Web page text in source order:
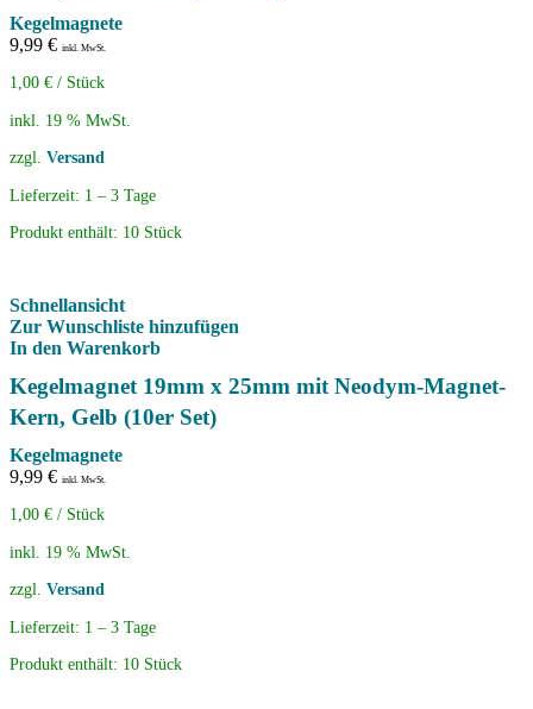
Kegelmagnete
9,99 € inkl. MwSt.
1,00 € / Stück
inkl. 19 % MwSt.
zzgl. Versand
Lieferzeit: 1 – 3 Tage
Produkt enthält: 10 Stück
Schnellansicht
Zur Wunschliste hinzufügen
In den Warenkorb
Kegelmagnet 19mm x 25mm mit Neodym-Magnet-
Kern, Gelb (10er Set)
Kegelmagnete
9,99 € inkl. MwSt.
1,00 € / Stück
inkl. 19 % MwSt.
zzgl. Versand
Lieferzeit: 1 – 3 Tage
Produkt enthält: 10 Stück